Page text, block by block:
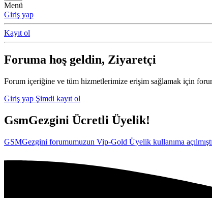
Menü
Giriş yap
Kayıt ol
Foruma hoş geldin, Ziyaretçi
Forum içeriğine ve tüm hizmetlerimize erişim sağlamak için
Giriş yap Şimdi kayıt ol
GsmGezgini Ücretli Üyelik!
GSMGezgini forumumuzun Vip-Gold Üyelik kullanıma